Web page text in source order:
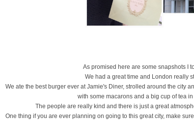
As promised here are some snapshots I
We had a great time and London really
We ate the best burger ever at Jamie's Diner, strolled around the city
with some macarons and a big cup of tea
The people are really kind and there is just a great
One thing if you are ever planning on going to this great city, make